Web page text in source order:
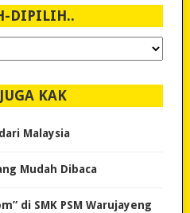
DIPILIH..
KAK
Malaysia
Mudah Dibaca
di SMK PSM Warujayeng